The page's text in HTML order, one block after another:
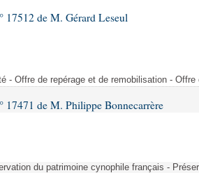
17512 de M. Gérard Leseul
- Offre de repérage et de remobilisation -
17471 de M. Philippe Bonnecarrère
du patrimoine cynophile français -